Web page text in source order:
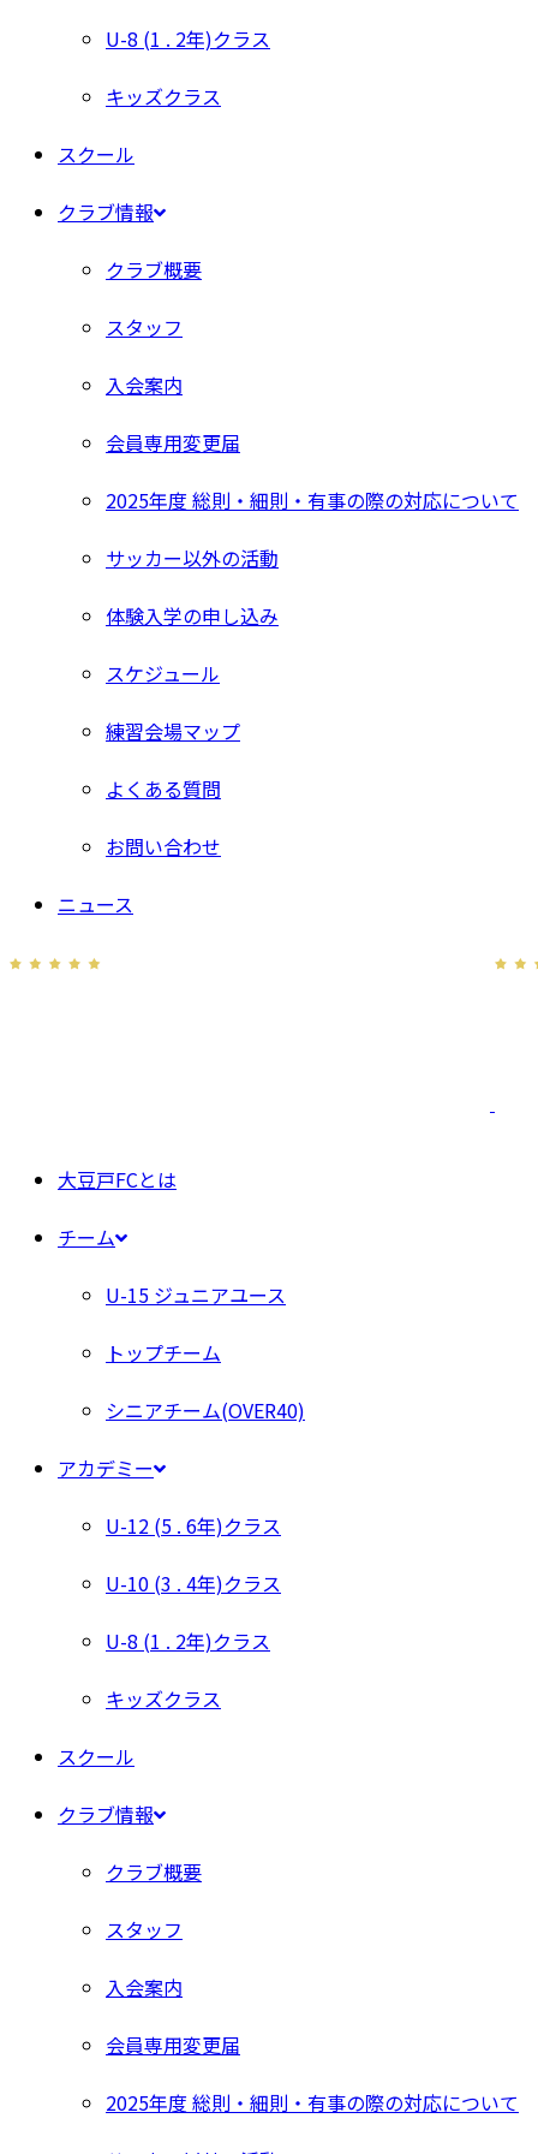
U-8 (1 . 2年)クラス
キッズクラス
スクール
クラブ情報
クラブ概要
スタッフ
入会案内
会員専用変更届
2025年度 総則・細則・有事の際の対応について
サッカー以外の活動
体験入学の申し込み
スケジュール
練習会場マップ
よくある質問
お問い合わせ
ニュース
大豆戸FCとは
チーム
U-15 ジュニアユース
トップチーム
シニアチーム(OVER40)
アカデミー
U-12 (5 . 6年)クラス
U-10 (3 . 4年)クラス
U-8 (1 . 2年)クラス
キッズクラス
スクール
クラブ情報
クラブ概要
スタッフ
入会案内
会員専用変更届
2025年度 総則・細則・有事の際の対応について